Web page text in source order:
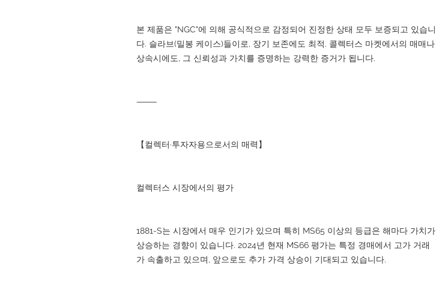
본 제품은 "NGC"에 의해 공식적으로 감정되어 진정한 상태 모두 보증되고 있습니
다. 슬라브(밀봉 케이스)들이로, 장기 보존에도 최적. 콜렉터스 마켓에서의 매매나
상속시에도, 그 신뢰성과 가치를 증명하는 강력한 증거가 됩니다.
⸻
【컬렉터·투자자용으로서의 매력】
컬렉터스 시장에서의 평가
1881-S는 시장에서 매우 인기가 있으며 특히 MS65 이상의 등급은 해마다 가치가
상승하는 경향이 있습니다. 2024년 현재 MS66 평가는 특정 경매에서 고가 거래
가 속출하고 있으며, 앞으로도 추가 가격 상승이 기대되고 있습니다.